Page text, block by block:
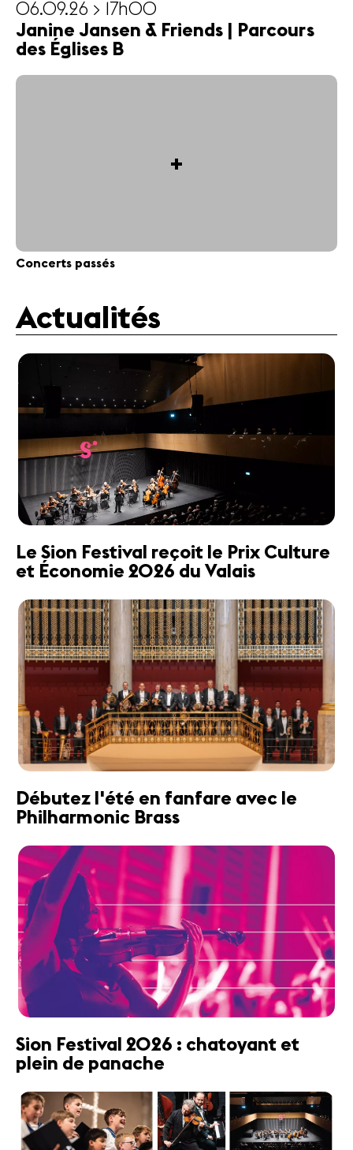
06.09.26 > 17h00
Janine Jansen & Friends | Parcours
des Églises B
+
Concerts passés
Actualités
Le Sion Festival reçoit le Prix Culture
et Économie 2026 du Valais
Débutez l'été en fanfare avec le
Philharmonic Brass
Sion Festival 2026 : chatoyant et
plein de panache